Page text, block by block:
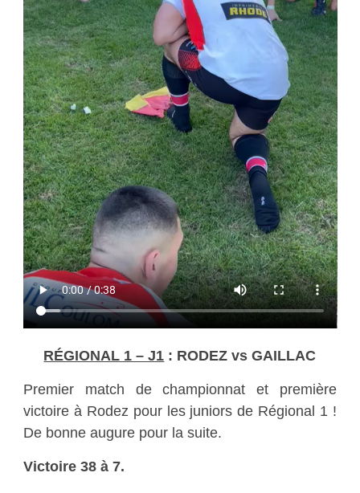
RÉGIONAL 1 – J1 : RODEZ vs GAILLAC
Premier match de championnat et première
victoire à Rodez pour les juniors de Régional 1 !
De bonne augure pour la suite.
Victoire 38 à 7.